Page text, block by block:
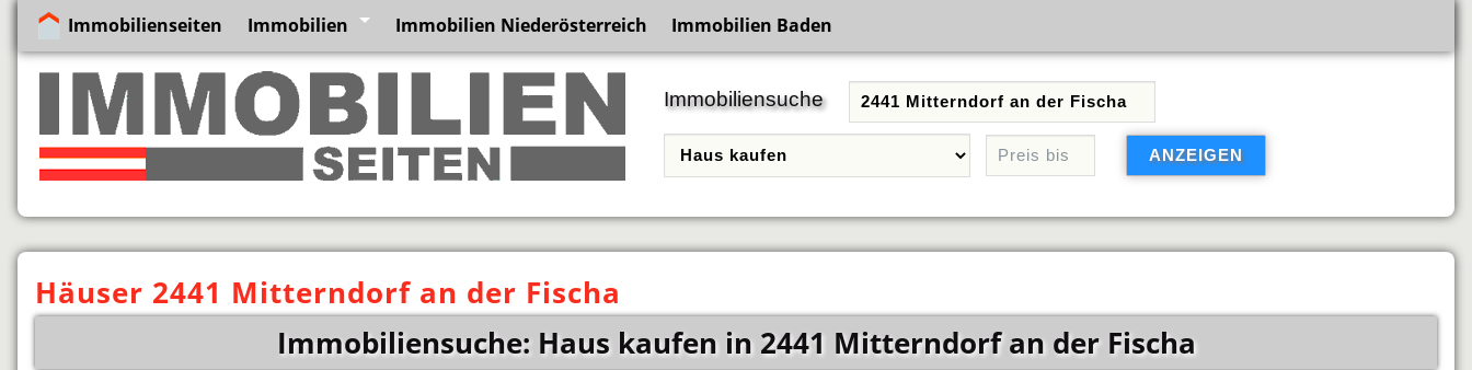
Immobilienseiten Immobilien Immobilien Niederösterreich Immobilien Baden
Immobiliensuche
Häuser 2441 Mitterndorf an der Fischa
Immobiliensuche: Haus kaufen in 2441 Mitterndorf an der Fischa